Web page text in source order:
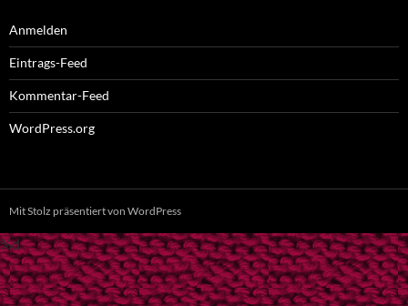
Anmelden
Eintrags-Feed
Kommentar-Feed
WordPress.org
Mit Stolz präsentiert von WordPress
%d